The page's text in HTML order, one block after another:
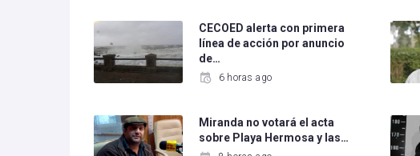
CECOED alerta con primera
línea de acción por anuncio
de…
6 horas ago
Miranda no votará el acta
sobre Playa Hermosa y las…